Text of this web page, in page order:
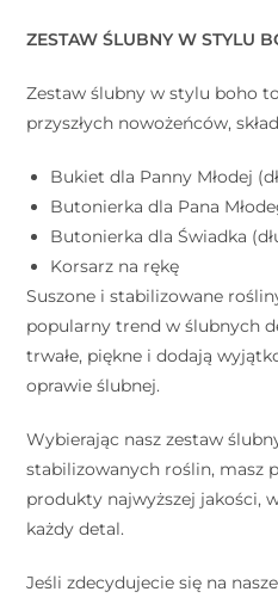
ZESTAW ŚLUBNY W STYLU
Zestaw ślubny w stylu boho
przyszłych nowożeńców,
Bukiet dla Panny Młodej
Butonierka dla Pana
Butonierka dla Świadka
Korsarz na rękę
Suszone i stabilizowane
popularny trend w ślubnych
trwałe, piękne i dodają
oprawie ślubnej.
Wybierając nasz zestaw
stabilizowanych roślin, masz
produkty najwyższej jakości,
każdy detal.
Jeśli zdecydujecie się na